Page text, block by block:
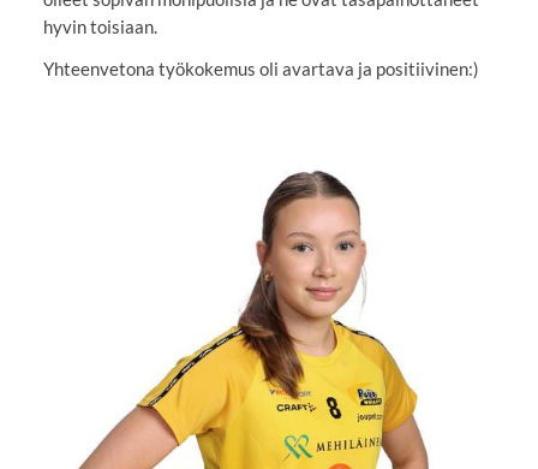
hyvin toisiaan.
Yhteenvetona työkokemus oli avartava ja positiivinen:)